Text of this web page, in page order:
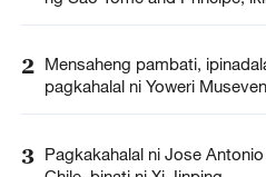
2 Mensaheng pambati,
pagkahalal ni Yoweri
3 Pagkakahalal ni Jose